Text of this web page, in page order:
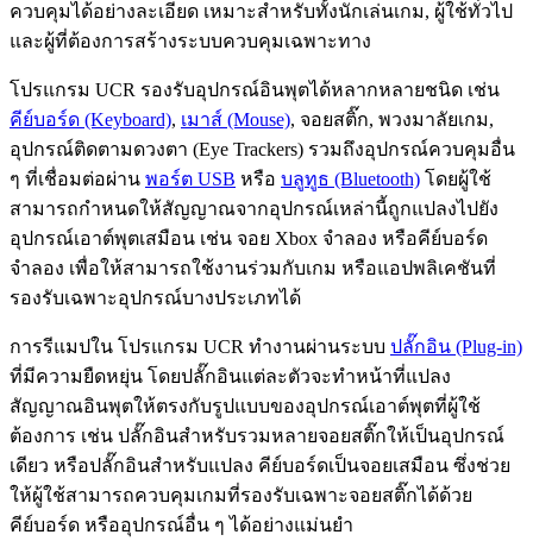
ควบคุมได้อย่างละเอียด เหมาะสำหรับทั้งนักเล่นเกม, ผู้ใช้ทั่วไป
และผู้ที่ต้องการสร้างระบบควบคุมเฉพาะทาง
โปรแกรม UCR รองรับอุปกรณ์อินพุตได้หลากหลายชนิด เช่น
คีย์บอร์ด (Keyboard), เมาส์ (Mouse), จอยสติ๊ก, พวงมาลัยเกม,
อุปกรณ์ติดตามดวงตา (Eye Trackers) รวมถึงอุปกรณ์ควบคุมอื่น
ๆ ที่เชื่อมต่อผ่าน พอร์ต USB หรือ บลูทูธ (Bluetooth) โดยผู้ใช้
สามารถกำหนดให้สัญญาณจากอุปกรณ์เหล่านี้ถูกแปลงไปยัง
อุปกรณ์เอาต์พุตเสมือน เช่น จอย Xbox จำลอง หรือคีย์บอร์ด
จำลอง เพื่อให้สามารถใช้งานร่วมกับเกม หรือแอปพลิเคชันที่
รองรับเฉพาะอุปกรณ์บางประเภทได้
การรีแมปใน โปรแกรม UCR ทำงานผ่านระบบ ปลั๊กอิน (Plug-in)
ที่มีความยืดหยุ่น โดยปลั๊กอินแต่ละตัวจะทำหน้าที่แปลง
สัญญาณอินพุตให้ตรงกับรูปแบบของอุปกรณ์เอาต์พุตที่ผู้ใช้
ต้องการ เช่น ปลั๊กอินสำหรับรวมหลายจอยสติ๊กให้เป็นอุปกรณ์
เดียว หรือปลั๊กอินสำหรับแปลง คีย์บอร์ดเป็นจอยเสมือน ซึ่งช่วย
ให้ผู้ใช้สามารถควบคุมเกมที่รองรับเฉพาะจอยสติ๊กได้ด้วย
คีย์บอร์ด หรืออุปกรณ์อื่น ๆ ได้อย่างแม่นยำ